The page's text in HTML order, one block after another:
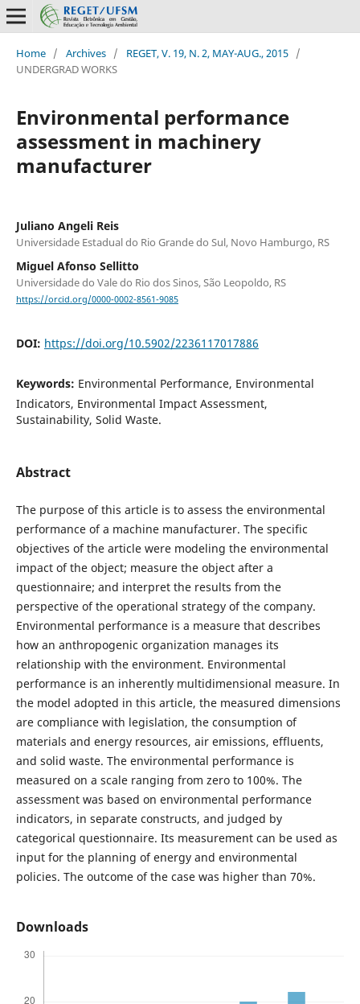
Home / Archives / REGET, V. 19, N. 2, MAY-AUG., 2015 /
UNDERGRAD WORKS
Environmental performance
assessment in machinery
manufacturer
Juliano Angeli Reis
Universidade Estadual do Rio Grande do Sul, Novo Hamburgo, RS
Miguel Afonso Sellitto
Universidade do Vale do Rio dos Sinos, São Leopoldo, RS
https://orcid.org/0000-0002-8561-9085
DOI: https://doi.org/10.5902/2236117017886
Keywords: Environmental Performance, Environmental
Indicators, Environmental Impact Assessment,
Sustainability, Solid Waste.
Abstract
The purpose of this article is to assess the environmental
performance of a machine manufacturer. The specific
objectives of the article were modeling the environmental
impact of the object; measure the object after a
questionnaire; and interpret the results from the
perspective of the operational strategy of the company.
Environmental performance is a measure that describes
how an anthropogenic organization manages its
relationship with the environment. Environmental
performance is an inherently multidimensional measure. In
the model adopted in this article, the measured dimensions
are compliance with legislation, the consumption of
materials and energy resources, air emissions, effluents,
and solid waste. The environmental performance is
measured on a scale ranging from zero to 100%. The
assessment was based on environmental performance
indicators, in separate constructs, and judged by
categorical questionnaire. Its measurement can be used as
input for the planning of energy and environmental
policies. The outcome of the case was higher than 70%.
Downloads